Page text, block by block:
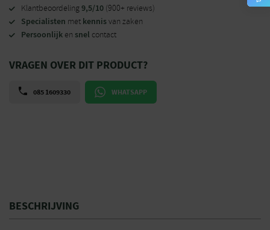
Klantbeoordeling9,5/10 (900+ reviews)
Specialisten met kennisvan zaken
Persoonlijk en snel contact
VRAGEN OVER DIT PRODUCT?
085 1609330 WHATSAPP
BESCHRIJVING